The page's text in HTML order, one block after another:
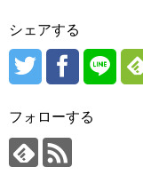
シェアする
フォローする